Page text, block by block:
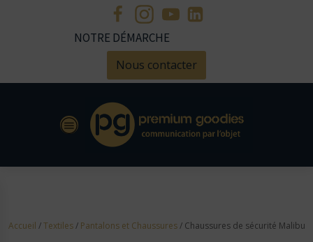
NOTRE DÉMARCHE
Nous contacter
Accueil /Textiles/ Pantalons et Chaussures/ Chaussures de sécurité Malibu